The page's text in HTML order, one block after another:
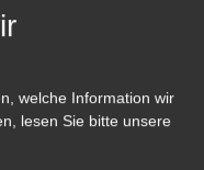
/
an einem
welche Information wir
lesen Sie bitte unsere